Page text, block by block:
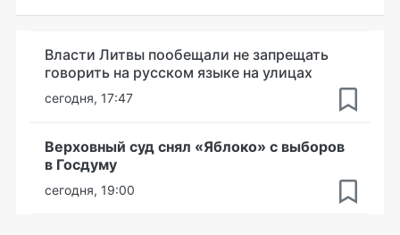
Власти Литвы пообещали не запрещать
говорить на русском языке на улицах
сегодня, 17:47
Верховный суд снял «Яблоко» с выборов
в Госдуму
сегодня, 19:00